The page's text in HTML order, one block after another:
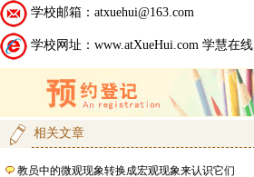
学校邮箱：atxuehui@163.com
学校网址：www.atXueHui.com 学慧在线
相关文章
教员中的微观现象转换成宏观现象来认识它们